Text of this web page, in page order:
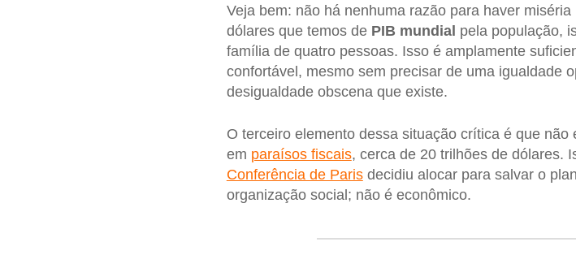
Veja bem: não há nenhuma razão para haver
dólares que temos de PIB mundial pela população,
família de quatro pessoas. Isso é amplamente
confortável, mesmo sem precisar de uma igualdade
desigualdade obscena que existe.
O terceiro elemento dessa situação crítica é que
em paraísos fiscais, cerca de 20 trilhões de dólares.
Conferência de Parisdecidiu alocar para salvar o
organização social; não é econômico.